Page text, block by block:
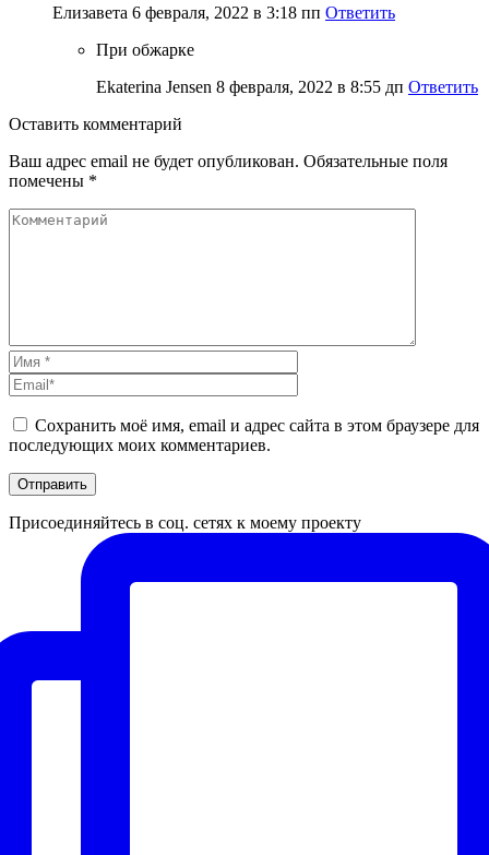
Елизавета 6 февраля, 2022 в 3:18 пп Ответить
При обжарке
Ekaterina Jensen 8 февраля, 2022 в 8:55 дп Ответить
Оставить комментарий
Ваш адрес email не будет опубликован. Обязательные поля
помечены *
Сохранить моё имя, email и адрес сайта в этом браузере для
последующих моих комментариев.
Присоединяйтесь в соц. сетях к моему проекту